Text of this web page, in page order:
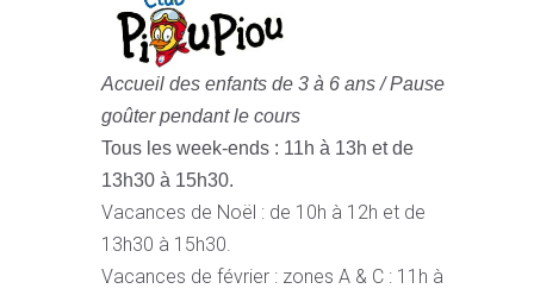
Accueil des enfants de 3 à 6 ans /Pause
goûter pendant le cours
Tous les week-ends : 11h à 13h et de
13h30 à 15h30.
Vacances de Noël : de 10h à 12h et de
13h30 à 15h30.
Vacances de février : zones A & C : 11h à